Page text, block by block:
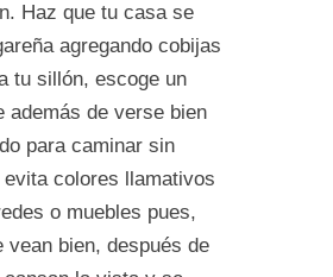
Haz que tu casa se
agregando cobijas
tu sillón, escoge un
además de verse bien
para caminar sin
colores llamativos
o muebles pues,
vean bien, después de